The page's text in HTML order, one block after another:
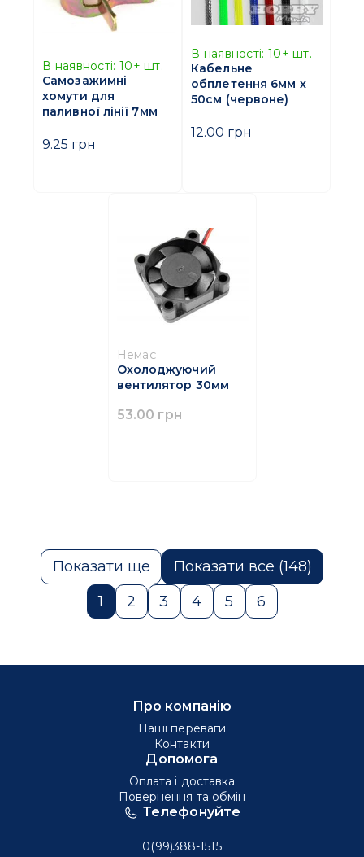
В наявності: 10+ шт.
Самозажимні
хомути для
паливної лінії 7мм
9.25 грн
В наявності: 10+ шт.
Кабельне
обплетення 6мм х
50см (червоне)
12.00 грн
Немає
Охолоджуючий
вентилятор 30мм
53.00 грн
Показати ще
1
2 3 4 5 6
Показати все (148)
Телефонуйте
0(99)388-1515
Про компанію
Наші переваги
Контакти
Допомога
Оплата і доставка
Повернення та обмін